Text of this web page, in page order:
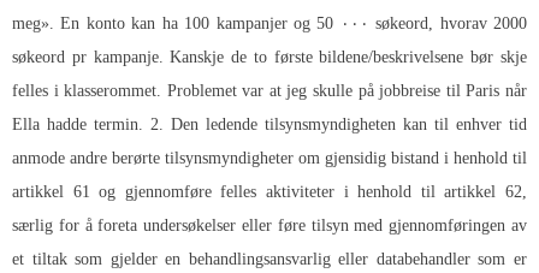
meg». En konto kan ha 100 kampanjer og 50 ۰۰۰ søkeord, hvorav 2000
søkeord pr kampanje. Kanskje de to første bildene/beskrivelsene bør skje
felles i klasserommet. Problemet var at jeg skulle på jobbreise til Paris når
Ella hadde termin. 2. Den ledende tilsynsmyndigheten kan til enhver tid
anmode andre berørte tilsynsmyndigheter om gjensidig bistand i henhold til
artikkel 61 og gjennomføre felles aktiviteter i henhold til artikkel 62,
særlig for å foreta undersøkelser eller føre tilsyn med gjennomføringen av
et tiltak som gjelder en behandlingsansvarlig eller databehandler som er